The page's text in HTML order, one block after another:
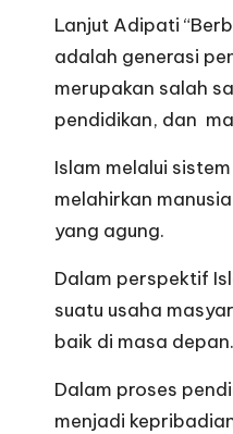
Lanjut Adipati
adalah generasi
merupakan salah
pendidikan, dan
Islam melalui
melahirkan
yang agung.
Dalam perspektif
suatu usaha
baik di masa
Dalam proses
menjadi